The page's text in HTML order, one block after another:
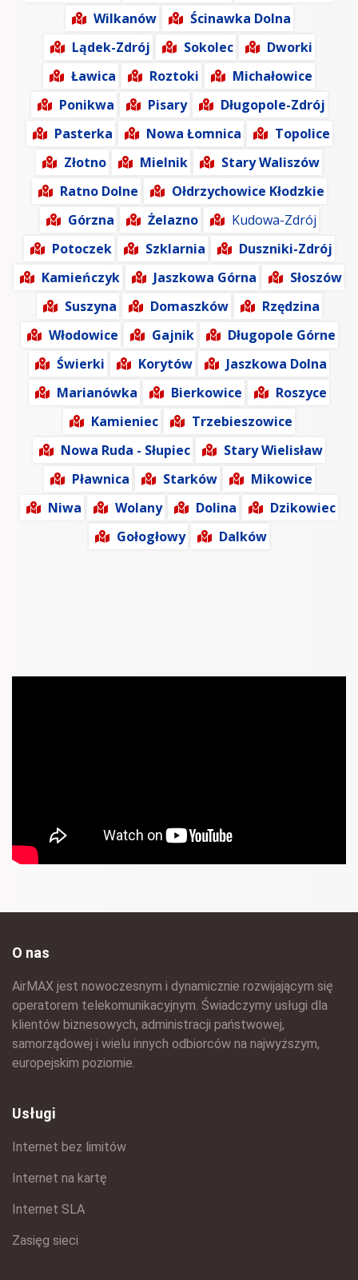
Wilkanów
Ścinawka Dolna
Lądek-Zdrój
Sokolec
Dworki
Ławica
Roztoki
Michałowice
Ponikwa
Pisary
Długopole-Zdrój
Pasterka
Nowa Łomnica
Topolice
Złotno
Mielnik
Stary Waliszów
Ratno Dolne
Ołdrzychowice Kłodzkie
Górzna
Żelazno
Kudowa-Zdrój
Potoczek
Szklarnia
Duszniki-Zdrój
Kamieńczyk
Jaszkowa Górna
Słoszów
Suszyna
Domaszków
Rzędzina
Włodowice
Gajnik
Długopole Górne
Świerki
Korytów
Jaszkowa Dolna
Marianówka
Bierkowice
Roszyce
Kamieniec
Trzebieszowice
Nowa Ruda - Słupiec
Stary Wielisław
Pławnica
Starków
Mikowice
Niwa
Wolany Dolina
Dzikowiec
Gołogłowy
Dalków
O nas
AirMAX jest nowoczesnym i dynamicznie rozwijającym się
operatorem telekomunikacyjnym. Świadczymy usługi dla
klientów biznesowych, administracji państwowej,
samorządowej i wielu innych odbiorców na najwyższym,
europejskim poziomie.
Usługi
Internet bez limitów
Internet na kartę
Internet SLA
Zasięg sieci